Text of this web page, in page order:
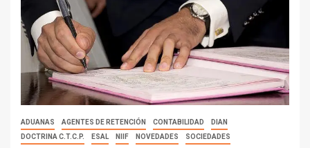
ADUANAS AGENTES DE RETENCIÓN CONTABILIDAD
DIAN
DOCTRINA C.T.C.P.
ESAL NIIF NOVEDADES SOCIEDADES